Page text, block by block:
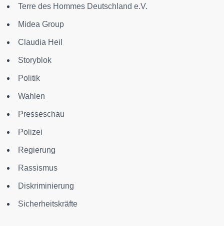
Terre des Hommes Deutschland e.V.
Midea Group
Claudia Heil
Storyblok
Politik
Wahlen
Presseschau
Polizei
Regierung
Rassismus
Diskriminierung
Sicherheitskräfte